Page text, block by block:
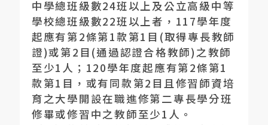
中學總班級數24班以上及公立高級中等
學校總班級數22班以上者， 117學年度
起應有第2條第1款第1 目 (取得專長教師
證)或第2 目 (通過認證合格教師)之教師
至少1 人； 120學年度起應有第2條第1
款第1 目，或有同款第2 目且修習師資培
育之大學開設在職進修第二專長學分班
修畢或修習中之教師至少1 人。